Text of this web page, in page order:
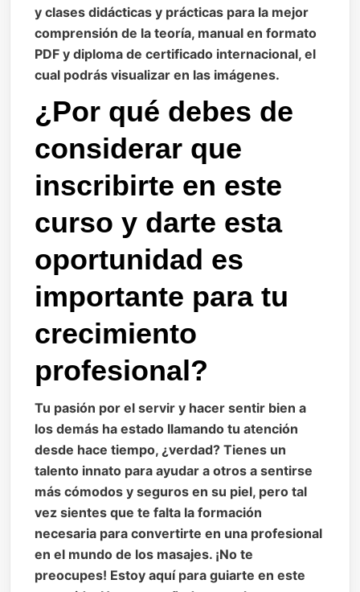
y clases didácticas y prácticas para la mejor
comprensión de la teoría, manual en formato
PDF y diploma de certificado internacional, el
cual podrás visualizar en las imágenes.
¿Por qué debes de
considerar que
inscribirte en este
curso y darte esta
oportunidad es
importante para tu
crecimiento
profesional?
Tu pasión por el servir y hacer sentir bien a
los demás ha estado llamando tu atención
desde hace tiempo, ¿verdad? Tienes un
talento innato para ayudar a otros a sentirse
más cómodos y seguros en su piel, pero tal
vez sientes que te falta la formación
necesaria para convertirte en una profesional
en el mundo de los masajes. ¡No te
preocupes! Estoy aquí para guiarte en este